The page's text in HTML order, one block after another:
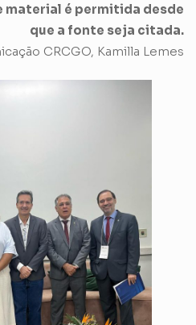
material é permitida desde
que a fonte seja citada.
CRCGO, Kamilla Lemes